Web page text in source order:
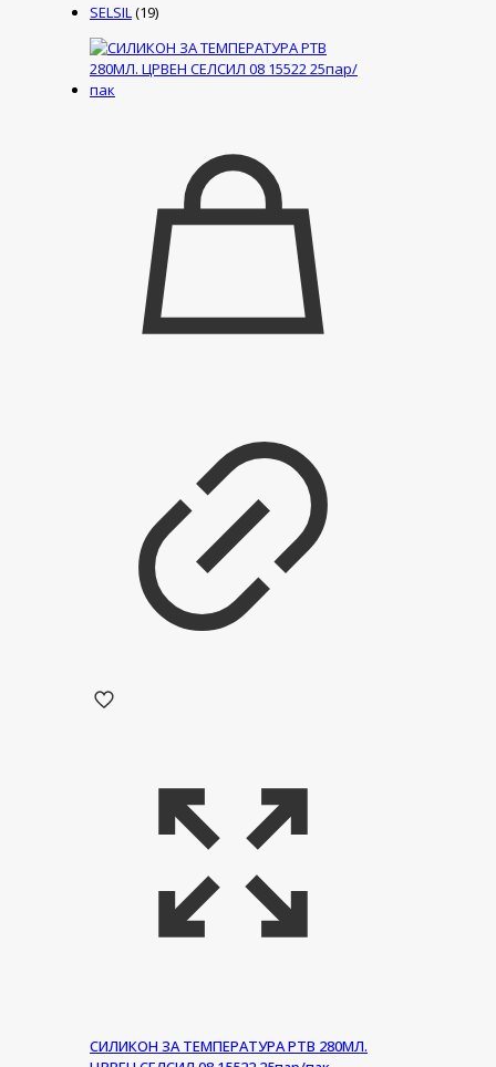
SELSIL(19)
СИЛИКОН ЗА ТЕМПЕРАТУРА РТВ 280МЛ.